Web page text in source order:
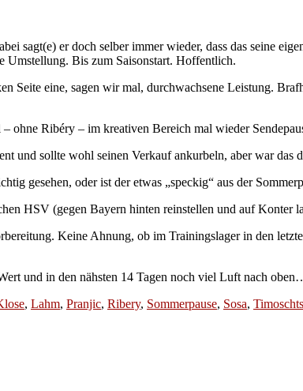
sagt(e) er doch selber immer wieder, dass das seine
Umstellung. Bis zum Saisonstart. Hoffentlich.
Seite eine, sagen wir mal, durchwachsene Leistung.
Ribéry – im kreativen Bereich mal wieder
und sollte wohl seinen Verkauf ankurbeln, aber war das
gesehen, oder ist der etwas „speckig“ aus der
HSV (gegen Bayern hinten reinstellen und auf Konter
Keine Ahnung, ob im Trainingslager in den
und in den nähsten 14 Tagen noch viel Luft nach
, Lahm, Pranjic, Ribery, Sommerpause, Sosa,